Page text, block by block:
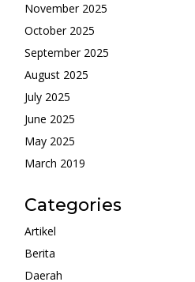
November 2025
October 2025
September 2025
August 2025
July 2025
June 2025
May 2025
March 2019
Categories
Artikel
Berita
Daerah